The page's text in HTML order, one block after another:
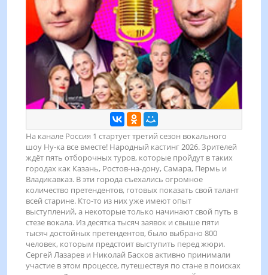
На канале Россия 1 стартует третий сезон вокального
шоу Ну-ка все вместе! Народный кастинг 2026. Зрителей
ждёт пять отборочных туров, которые пройдут в таких
городах как Казань, Ростов-на-дону, Самара, Пермь и
Владикавказ. В эти города съехались огромное
количество претендентов, готовых показать свой талант
всей старине. Кто-то из них уже имеют опыт
выступлений, а некоторые только начинают свой путь в
стезе вокала. Из десятка тысяч заявок и свыше пяти
тысяч достойных претендентов, было выбрано 800
человек, которым предстоит выступить перед жюри.
Сергей Лазарев и Николай Басков активно принимали
участие в этом процессе, путешествуя по стане в поисках